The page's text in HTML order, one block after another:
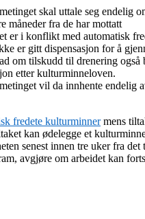
skal uttale seg endelig
måneder fra de har mottatt
er i konflikt med automatisk
er gitt dispensasjon for å
om tilskudd til drenering også
etter kulturminneloven.
vil da innhente endelig
fredete kulturminnermens
kan ødelegge et
senest innen tre uker fra det
avgjøre om arbeidet kan